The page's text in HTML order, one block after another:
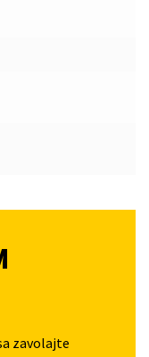
zavolajte